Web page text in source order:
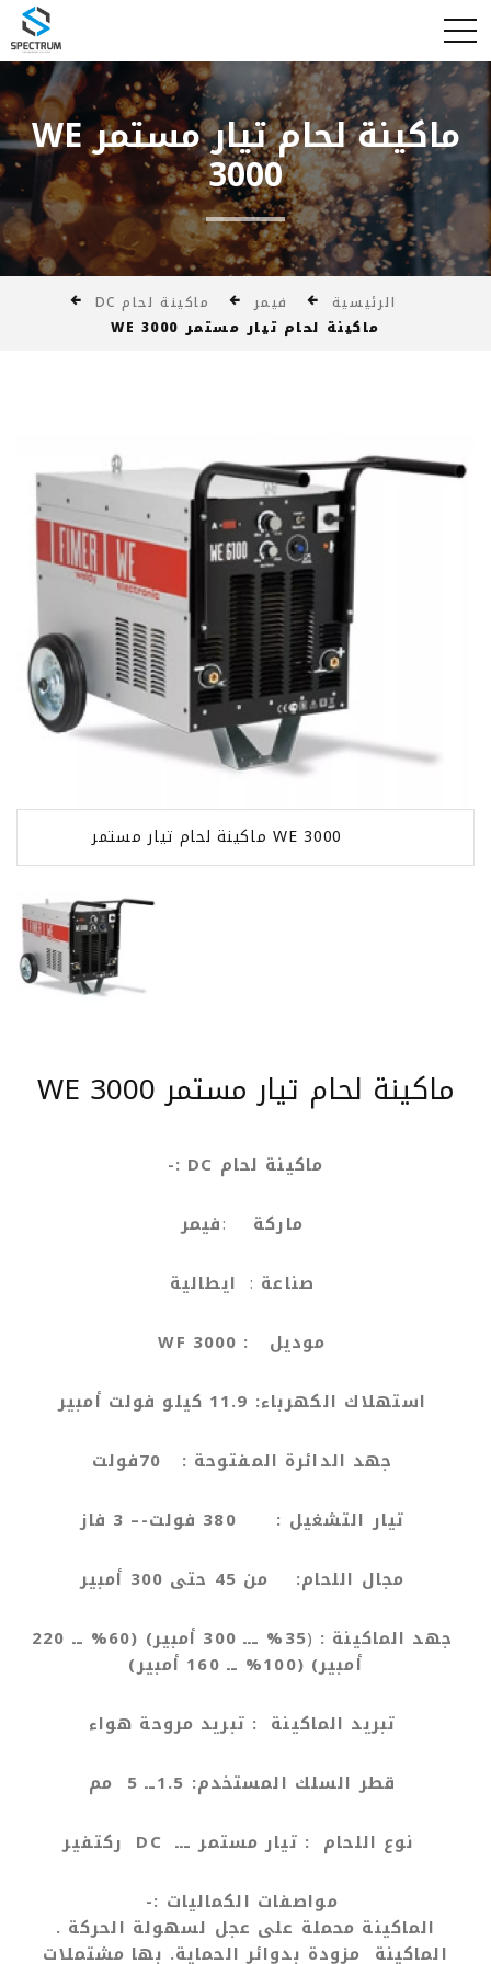
ماكينة لحام تيار مستمر WE
3000
الرئيسية فيمر
ماكينة لحام DC
ماكينة لحام تيار مستمر WE 3000
ماكينة لحام تيار مستمر WE 3000
ماكينة لحام تيار مستمر WE 3000
ماكينة لحام DC
:-
ماركة
:فيمر
صناعة : ايطالية
موديل : WF 3000
استهلاك الكهرباء: 11.9 كيلو فولت أمبير
جهد الدائرة المفتوحة : 70فولت
تيار التشغيل :
380 فولت-– 3 فاز
مجال اللحام:
من 45 حتى 300 أمبير
جهد الماكينة : (
35% ـــ 300 أمبير) (60% ــ 220
أمبير) (100% ــ 160 أمبير)
تبريد الماكينة : تبريد مروحة هواء
قطر السلك المستخدم: 1.5ــ 5 مم
نوع اللحام : تيار مستمر ـــ DC ركتفير
مواصفات الكماليات :-
الماكينة محملة على عجل لسهولة الحركة .
الماكينة مزودة بدوائر الحماية. بها مشتملات